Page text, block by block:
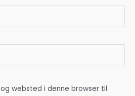
websted i denne browser til